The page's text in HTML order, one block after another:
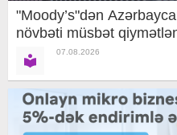
"Moody’s"dən
növbəti müsbət
07.08.2026